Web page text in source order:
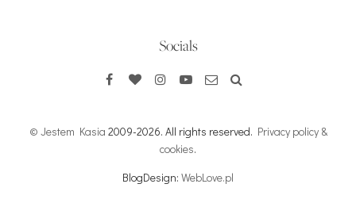
Socials
© Jestem Kasia 2009-2026. All rights reserved. Privacy policy &
cookies.
BlogDesign: WebLove.pl